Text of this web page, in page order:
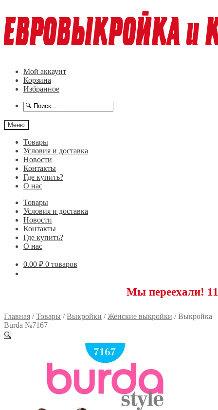
к
навигации
к
содержимому
Мой аккаунт
Корзина
Избранное
Меню
Товары
Условия и доставка
Новости
Контакты
Где купить?
О нас
Товары
Условия и доставка
Новости
Контакты
Где купить?
О нас
0.00 ₽ 0 товаров
Мы переехали! 117593
Главная /Товары /Выкройки /Женские выкройки /Выкройка
Burda №7167
🔍